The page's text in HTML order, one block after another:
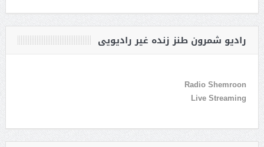
رادیو شمرون طنز زنده غیر رادیویی
Radio Shemroon
Live Streaming